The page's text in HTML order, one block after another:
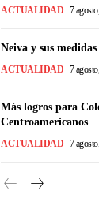
ACTUALIDAD 7
Neiva y sus
ACTUALIDAD 7
Más logros para
Centroamericanos
ACTUALIDAD 7